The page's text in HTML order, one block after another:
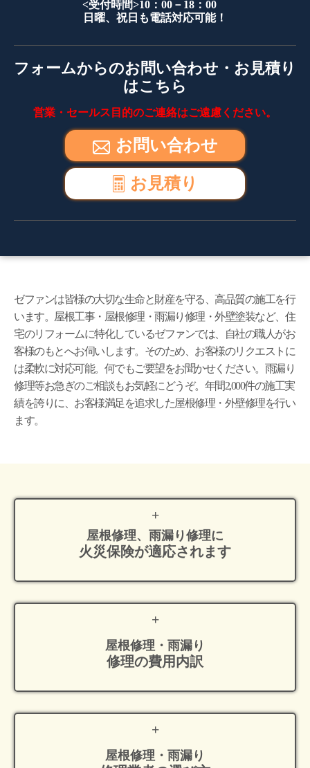
<受付時間>10：00－18：00
日曜、祝日も電話対応可能！
フォームからのお問い合わせ・お見積り
はこちら
営業・セールス目的のご連絡はご遠慮ください。
お問い合わせ
お見積り
ゼファンは皆様の大切な生命と財産を守る、高品質の施工を行
います。屋根工事・屋根修理・雨漏り修理・外壁塗装など、住
宅のリフォームに特化しているゼファンでは、自社の職人がお
客様のもとへお伺いします。そのため、お客様のリクエストに
は柔軟に対応可能。何でもご要望をお聞かせください。雨漏り
修理等お急ぎのご相談もお気軽にどうぞ。年間2,000件の施工実
績を誇りに、お客様満足を追求した屋根修理・外壁修理を行い
ます。
屋根修理、雨漏り修理に
火災保険が適応されます
屋根修理・雨漏り
修理の費用内訳
屋根修理・雨漏り